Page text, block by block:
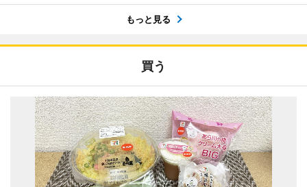
もっと見る
買う